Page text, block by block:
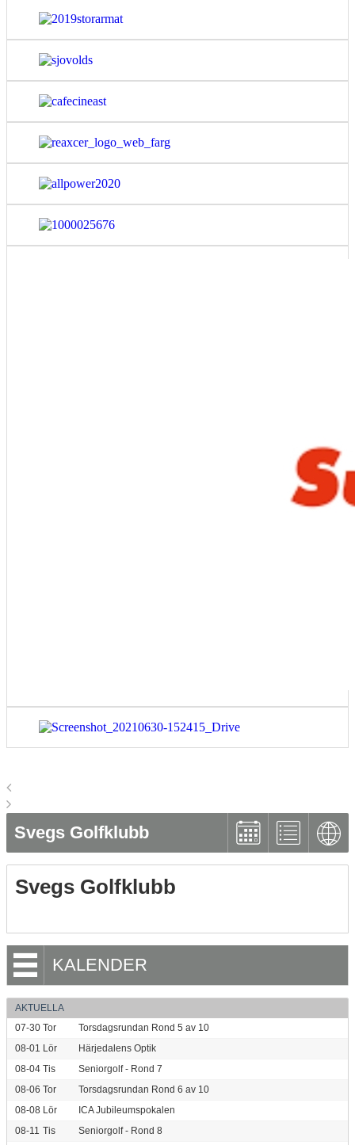
Svegs Golfklubb
Svegs Golfklubb
KALENDER
AKTUELLA
07-30 Tor
Torsdagsrundan Rond 5 av 10
08-01 Lör
Härjedalens Optik
08-04 Tis
Seniorgolf - Rond 7
08-06 Tor
Torsdagsrundan Rond 6 av 10
08-08 Lör
ICA Jubileumspokalen
08-11 Tis Seniorgolf - Rond 8